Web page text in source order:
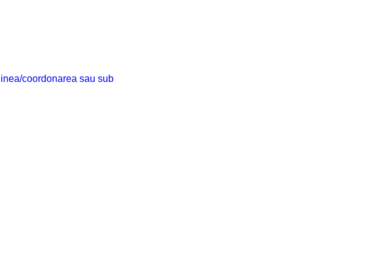
coordonarea sau sub